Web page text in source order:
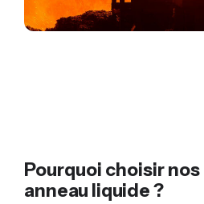
Pourquoi choisir
anneau liquide ?